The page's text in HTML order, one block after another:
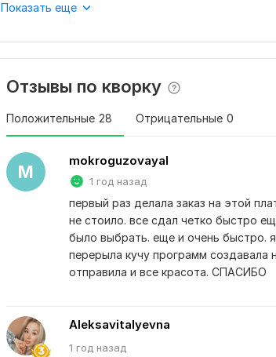
Показать еще
Отзывы по кворку
Положительные 28 Отрицательные 0
M
mokroguzovayal
1 год назад
первый раз делала заказ на этой
не стоило. все сдал четко быстро
было выбрать. еще и очень быстро.
перерыла кучу программ создавала
отправила и все красота. СПАСИБО
Aleksavitalyevna
1 год назад